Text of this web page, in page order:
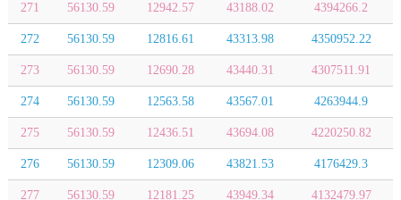
271 56130.59 12942.57 43188.02 4394266.2
272 56130.59 12816.61 43313.98 4350952.22
273 56130.59 12690.28 43440.31 4307511.91
274 56130.59 12563.58 43567.01 4263944.9
275 56130.59 12436.51 43694.08 4220250.82
276 56130.59 12309.06 43821.53 4176429.3
277 56130.59 12181.25 43949.34 4132479.97